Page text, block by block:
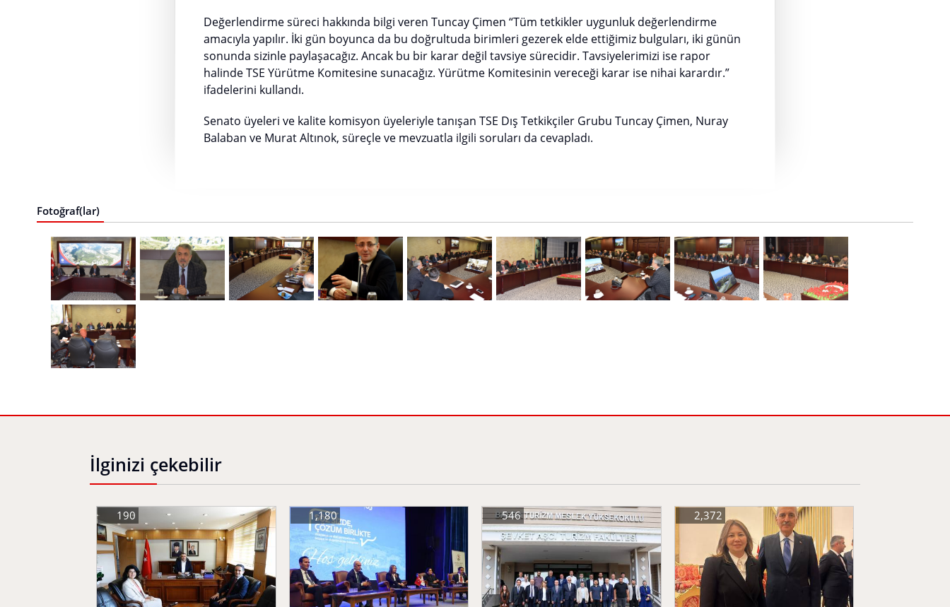
Değerlendirme süreci hakkında bilgi veren Tuncay Çimen “Tüm tetkikler uygunluk değerlendirme
amacıyla yapılır. İki gün boyunca da bu doğrultuda birimleri gezerek elde ettiğimiz bulguları, iki günün
sonunda sizinle paylaşacağız. Ancak bu bir karar değil tavsiye sürecidir. Tavsiyelerimizi ise rapor
halinde TSE Yürütme Komitesine sunacağız. Yürütme Komitesinin vereceği karar ise nihai karardır.”
ifadelerini kullandı.
Senato üyeleri ve kalite komisyon üyeleriyle tanışan TSE Dış Tetkikçiler Grubu Tuncay Çimen, Nuray
Balaban ve Murat Altınok, süreçle ve mevzuatla ilgili soruları da cevapladı.
Fotoğraf(lar)
İlginizi çekebilir
190 1,180 546 2,372